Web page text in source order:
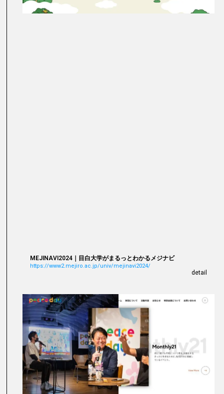
MEJINAVI2024｜目白大学がまるっとわかるメジナビ
https://www2.mejiro.ac.jp/univ/mejinavi2024/
detail